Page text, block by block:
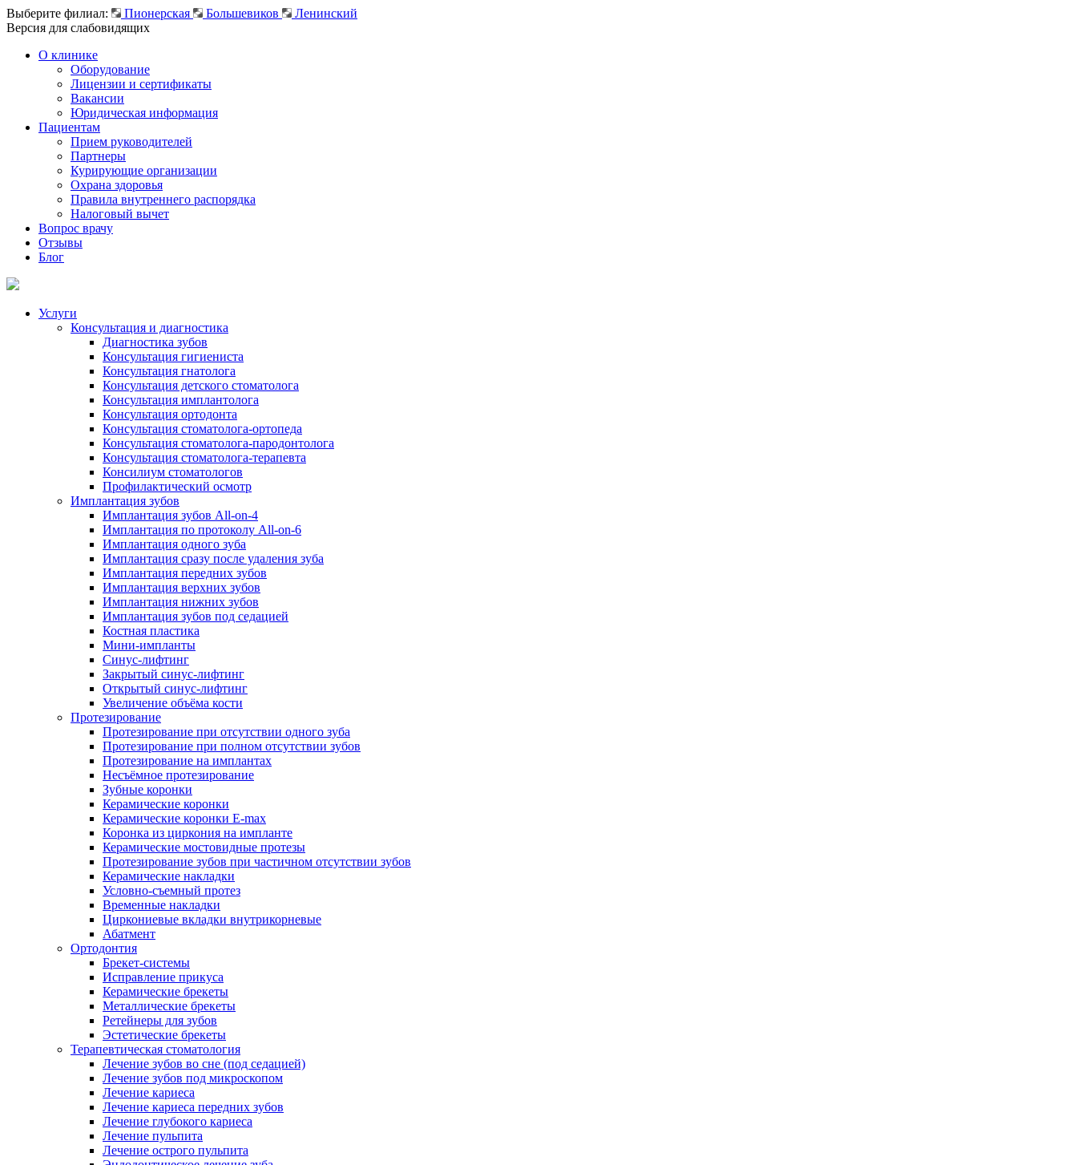
Выберите филиал: Пионерская Большевиков
Ленинский
Версия для слабовидящих
О клинике
Оборудование
Лицензии и сертификаты
Вакансии
Юридическая информация
Пациентам
Прием руководителей
Партнеры
Курирующие организации
Охрана здоровья
Правила внутреннего распорядка
Налоговый вычет
Вопрос врачу
Отзывы
Блог
Услуги
Консультация и диагностика
Диагностика зубов
Консультация гигиениста
Консультация гнатолога
Консультация детского стоматолога
Консультация имплантолога
Консультация ортодонта
Консультация стоматолога-ортопеда
Консультация стоматолога-пародонтолога
Консультация стоматолога-терапевта
Консилиум стоматологов
Профилактический осмотр
Имплантация зубов
Имплантация зубов All-on-4
Имплантация по протоколу All-on-6
Имплантация одного зуба
Имплантация сразу после удаления зуба
Имплантация передних зубов
Имплантация верхних зубов
Имплантация нижних зубов
Имплантация зубов под седацией
Костная пластика
Мини-импланты
Синус-лифтинг
Закрытый синус-лифтинг
Открытый синус-лифтинг
Увеличение объёма кости
Протезирование
Протезирование при отсутствии одного зуба
Протезирование при полном отсутствии зубов
Протезирование на имплантах
Несъёмное протезирование
Зубные коронки
Керамические коронки
Керамические коронки E-max
Коронка из циркония на импланте
Керамические мостовидные протезы
Протезирование зубов при частичном отсутствии зубов
Керамические накладки
Условно-съемный протез
Временные накладки
Циркониевые вкладки внутрикорневые
Абатмент
Ортодонтия
Брекет-системы
Исправление прикуса
Керамические брекеты
Металлические брекеты
Ретейнеры для зубов
Эстетические брекеты
Терапевтическая стоматология
Лечение зубов во сне (под седацией)
Лечение зубов под микроскопом
Лечение кариеса
Лечение кариеса передних зубов
Лечение глубокого кариеса
Лечение пульпита
Лечение острого пульпита